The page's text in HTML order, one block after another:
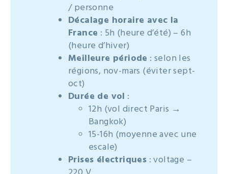
/ personne
Décalage horaire avec la
France : 5h (heure d’été) – 6h
(heure d’hiver)
Meilleure période : selon les
régions, nov-mars (éviter sept-
oct)
Durée de vol :
12h (vol direct Paris →
Bangkok)
15-16h (moyenne avec une
escale)
Prises électriques : voltage –